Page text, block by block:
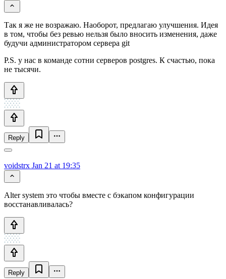
Так я же не возражаю. Наоборот, предлагаю улучшения. Идея
в том, чтобы без ревью нельзя было вносить изменения, даже
будучи администратором сервера git
P.S. у нас в команде сотни серверов postgres. К счастью, пока
не тысячи.
Reply
voidstrx Jan 21 at 19:35
Alter system это чтобы вместе с бэкапом конфигурации
восстанавливалась?
Reply